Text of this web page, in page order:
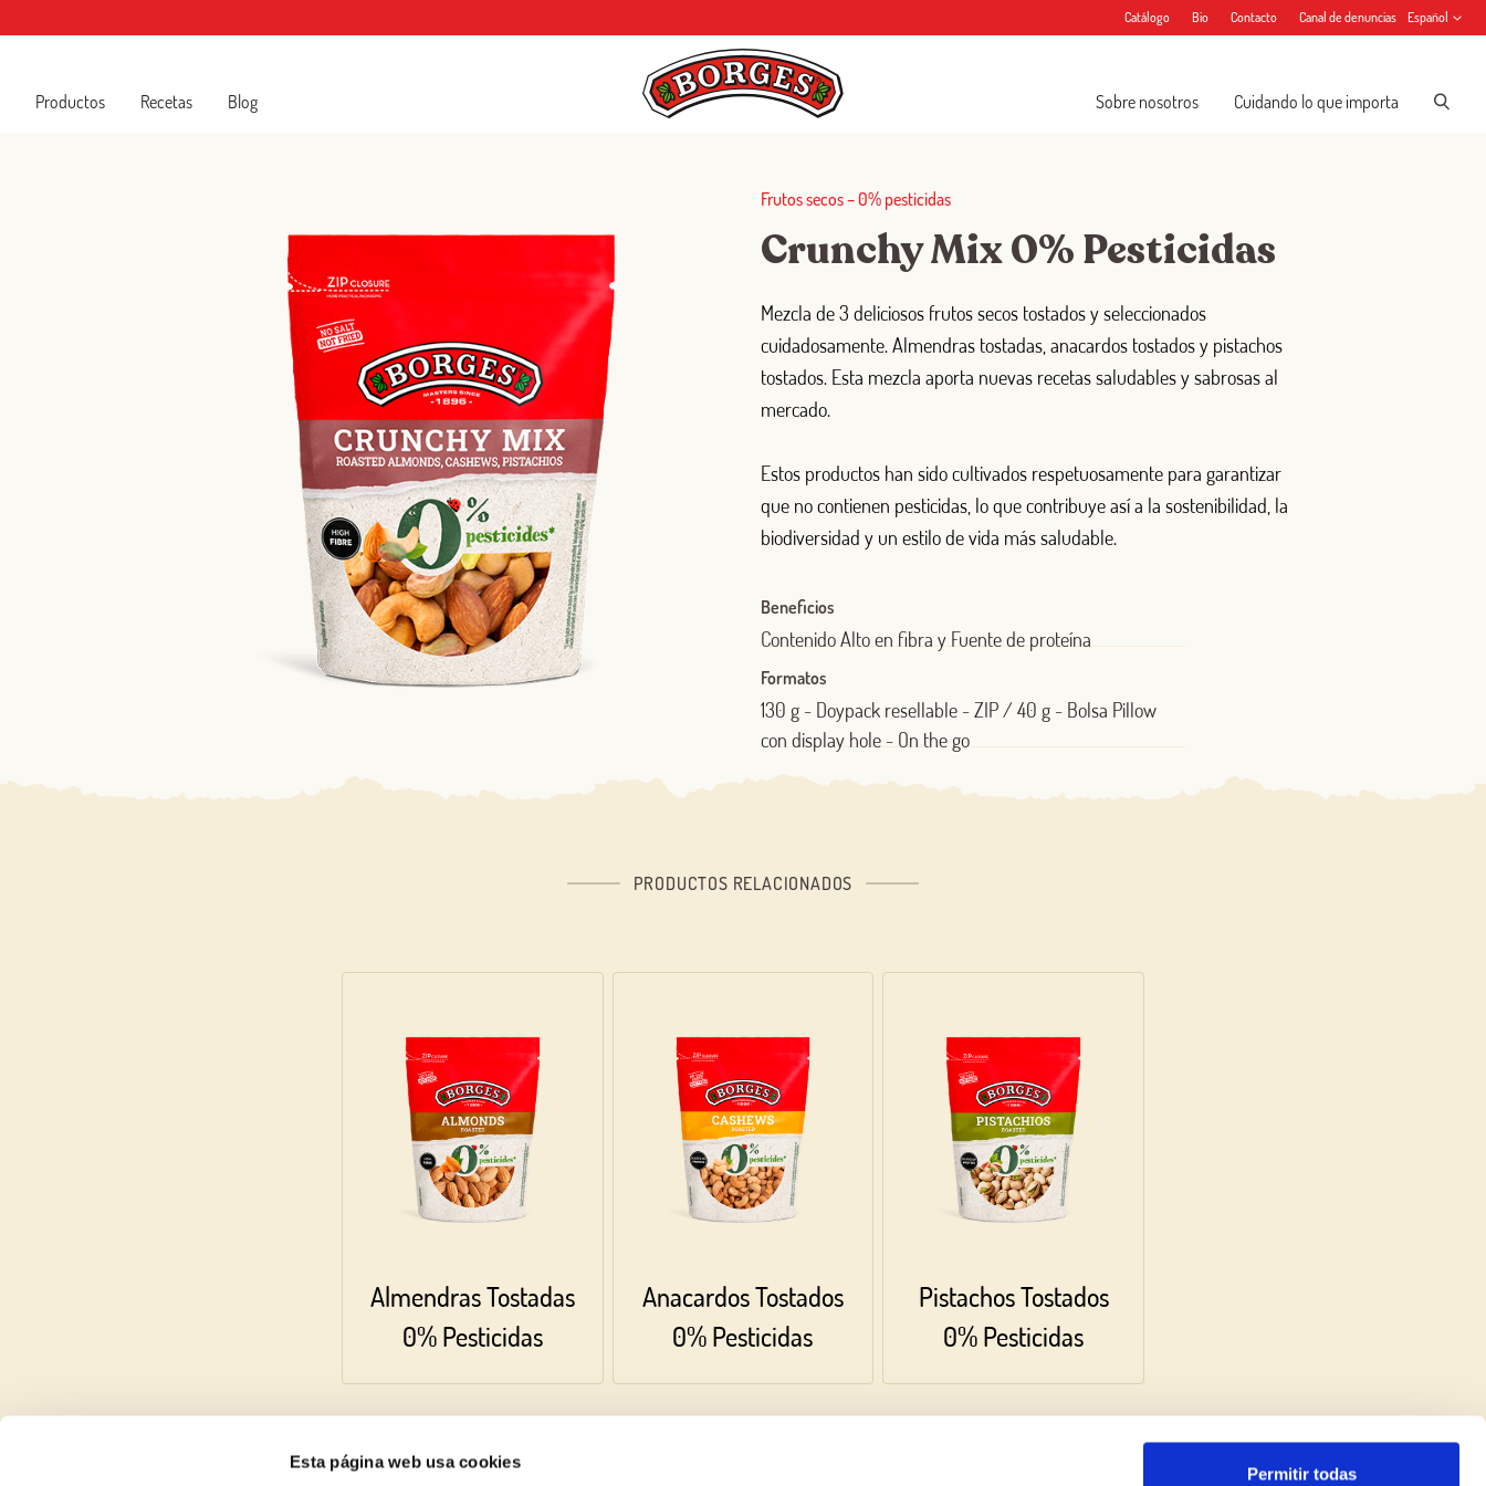
Esta página web usa cookies
Permitir todas
Catálogo Bio Contacto Canal de denuncias Español
Productos Recetas Blog Sobre nosotros Cuidando lo que importa
Frutos secos–0% pesticidas
Crunchy Mix 0% Pesticidas
Mezcla de 3 deliciosos frutos secos tostados y seleccionados
cuidadosamente. Almendras tostadas, anacardos tostados y pistachos
tostados. Esta mezcla aporta nuevas recetas saludables y sabrosas al
mercado.
Estos productos han sido cultivados respetuosamente para garantizar
que no contienen pesticidas, lo que contribuye así a la sostenibilidad, la
biodiversidad y un estilo de vida más saludable.
Beneficios
Contenido Alto en fibra y Fuente de proteína
Formatos
130 g - Doypack resellable - ZIP / 40 g - Bolsa Pillow
con display hole - On the go
PRODUCTOS RELACIONADOS
Almendras Tostadas
0% Pesticidas
Anacardos Tostados
0% Pesticidas
Pistachos Tostados
0% Pesticidas
Log in with Google